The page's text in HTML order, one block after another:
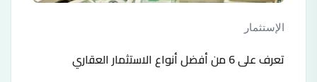
الإستثمار
تعرف على 6 من أفضل أنواع الاستثمار العقاري